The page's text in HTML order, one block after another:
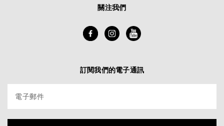
關注我們
訂閱我們的電子通訊
電子郵件